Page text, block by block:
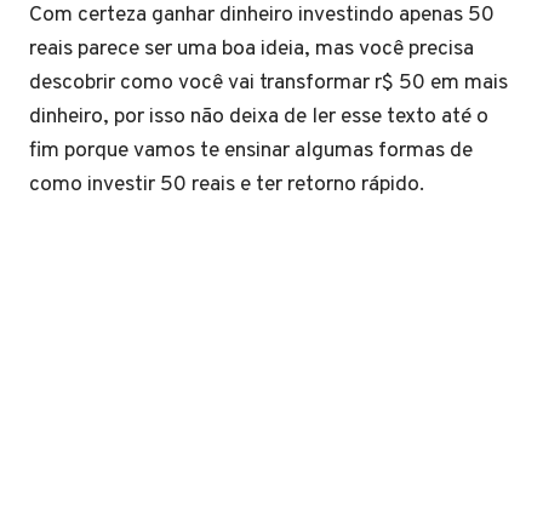
Com certeza ganhar dinheiro investindo apenas 50
reais parece ser uma boa ideia, mas você precisa
descobrir como você vai transformar r$ 50 em mais
dinheiro, por isso não deixa de ler esse texto até o
fim porque vamos te ensinar algumas formas de
como investir 50 reais e ter retorno rápido.